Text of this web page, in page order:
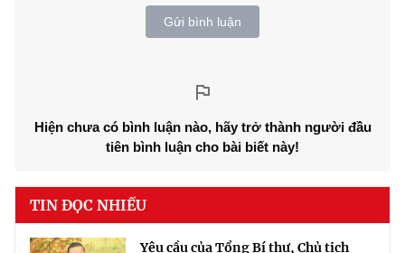
Gửi bình luận
Hiện chưa có bình luận nào, hãy trở thành người đầu
tiên bình luận cho bài biết này!
TIN ĐỌC NHIỀU
Yêu cầu của Tổng Bí thư, Chủ tịch